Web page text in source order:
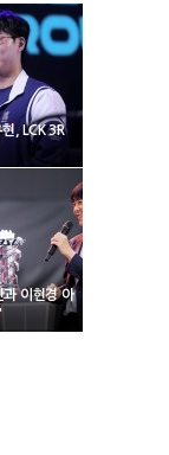
, LCK 3R
과 이현경 아